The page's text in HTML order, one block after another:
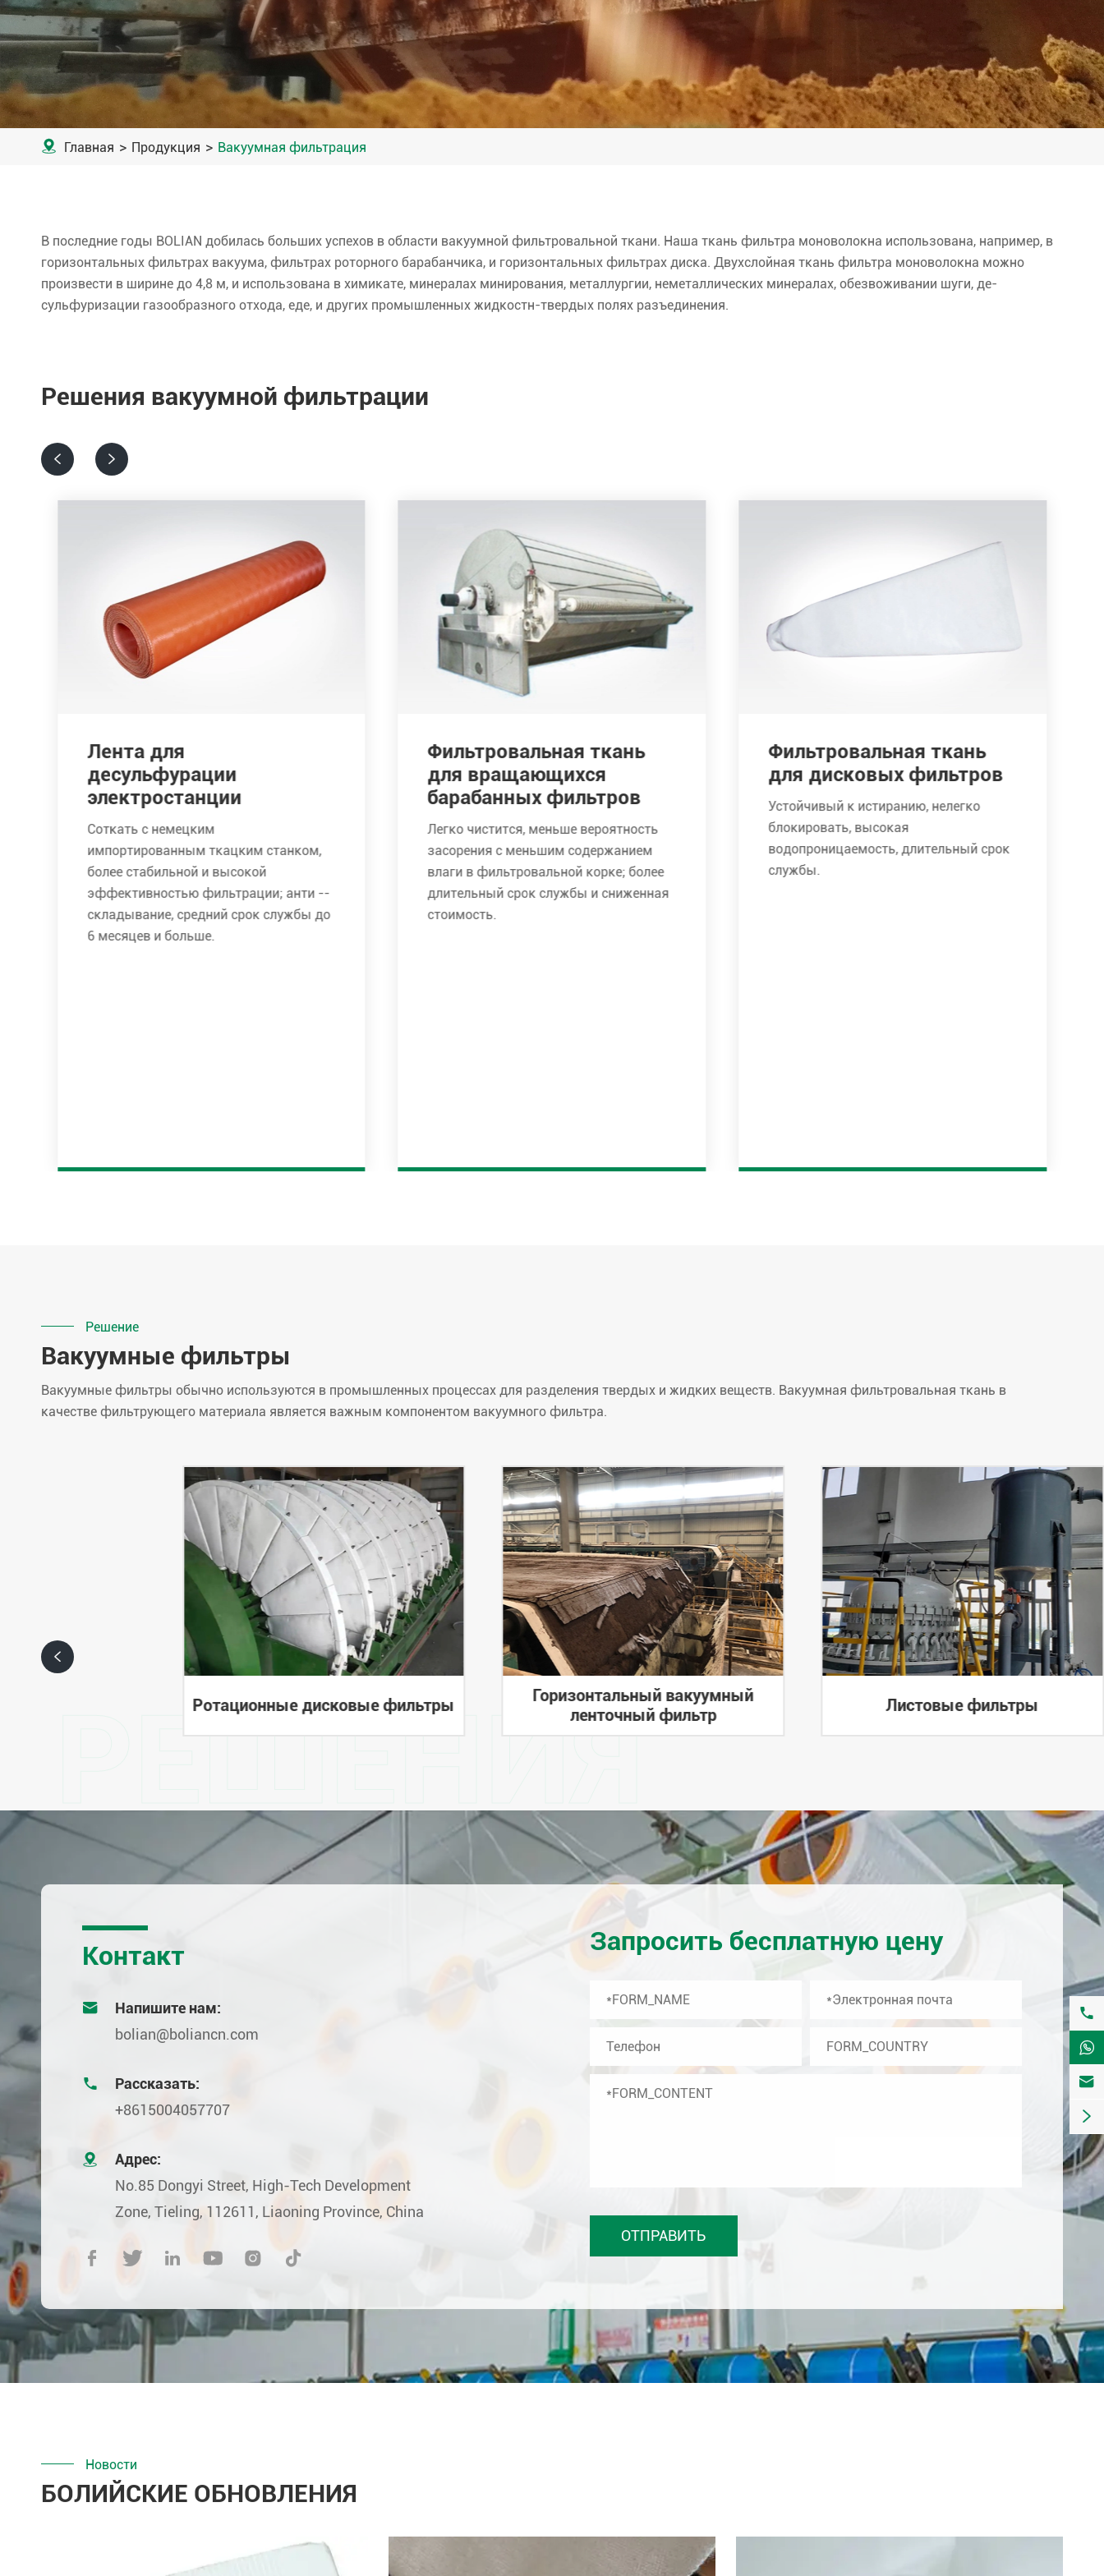
 Главная Продукция Вакуумная фильтрация
В последние годы BOLIAN добилась больших успехов в области вакуумной фильтровальной ткани. Наша ткань фильтра моноволокна использована, например, в
горизонтальных фильтрах вакуума, фильтрах роторного барабанчика, и горизонтальных фильтрах диска. Двухслойная ткань фильтра моноволокна можно
произвести в ширине до 4,8 м, и использована в химикате, минералах минирования, металлургии, неметаллических минералах, обезвоживании шуги, де-
сульфуризации газообразного отхода, еде, и других промышленных жидкостн-твердых полях разъединения.
Решения вакуумной фильтрации
 
Лента для
десульфурации
электростанции
Соткать с немецким
импортированным ткацким станком,
более стабильной и высокой
эффективностью фильтрации; анти --
складывание, средний срок службы до
6 месяцев и больше.
Фильтровальная ткань
для вращающихся
барабанных фильтров
Легко чистится, меньше вероятность
засорения с меньшим содержанием
влаги в фильтровальной корке; более
длительный срок службы и сниженная
стоимость.
Фильтровальная ткань
для дисковых фильтров
Устойчивый к истиранию, нелегко
блокировать, высокая
водопроницаемость, длительный срок
службы.
Решение
Вакуумные фильтры
Вакуумные фильтры обычно используются в промышленных процессах для разделения твердых и жидких веществ. Вакуумная фильтровальная ткань в
качестве фильтрующего материала является важным компонентом вакуумного фильтра.

Ротационные дисковые фильтры
Горизонтальный вакуумный
ленточный фильтр
Листовые фильтры
РЕШЕНИЯ
Контакт

Напишите нам:
bolian@boliancn.com

Рассказать:
+8615004057707

Адрес:
No.85 Dongyi Street, High-Tech Development
Zone, Tieling, 112611, Liaoning Province, China
     
Запросить бесплатную цену
Новости
БОЛИЙСКИЕ ОБНОВЛЕНИЯ



